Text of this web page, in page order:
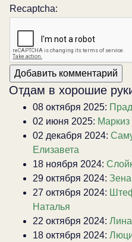
Recaptcha:
Отдам в хорошие
08 октября 2025:
02 июня 2025: Маркиз
02 декабря 2024:
Елизавета
18 ноября 2024:
29 октября 2024:
27 октября 2024:
Наталья
22 октября 2024:
18 октября 2024: